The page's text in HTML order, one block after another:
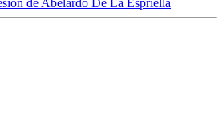
de Abelardo De La Espriella